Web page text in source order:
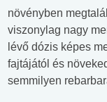
növényben
viszonylag nagy
lévő dózis képes
fajtájától és
semmilyen